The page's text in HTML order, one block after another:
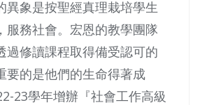
異象是按聖經真理栽培學生
服務社會。宏恩的教學團隊
過修讀課程取得備受認可的
要的是他們的生命得著成
23學年增辦『社會工作高級